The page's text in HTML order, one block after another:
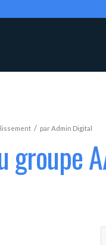
/ parAdmin Digital
groupe